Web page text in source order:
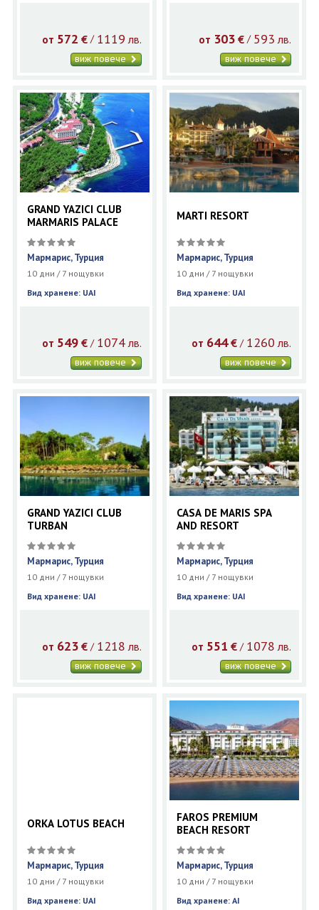
от 572 €/ 1119 лв.
виж повече
от 303 € / 593 лв.
виж повече
GRAND YAZICI CLUB
MARMARIS PALACE
Мармарис, Турция
10 дни / 7 нощувки
Вид хранене: UAI
от 549 €/ 1074 лв.
виж повече
MARTI RESORT
Мармарис, Турция
10 дни / 7 нощувки
Вид хранене: UAI
от 644 € / 1260 лв.
виж повече
GRAND YAZICI CLUB
TURBAN
Мармарис, Турция
10 дни / 7 нощувки
Вид хранене: UAI
от 623 €/ 1218 лв.
виж повече
CASA DE MARIS SPA
AND RESORT
Мармарис, Турция
10 дни / 7 нощувки
Вид хранене: UAI
от 551 € / 1078 лв.
виж повече
ORKA LOTUS BEACH
Мармарис, Турция
10 дни / 7 нощувки
Вид хранене: UAI
FAROS PREMIUM
BEACH RESORT
Мармарис, Турция
10 дни / 7 нощувки
Вид хранене: AI